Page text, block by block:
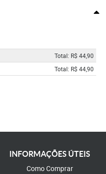
Total: R$ 44,90
Total: R$ 44,90
INFORMAÇÕES ÚTEIS
Como Comprar